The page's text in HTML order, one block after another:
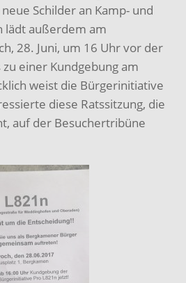
Schilder an Kamp- und
lädt außerdem am
28. Juni, um 16 Uhr vor der
einer Kundgebung am
weist die Bürgerinitiative
diese Ratssitzung, die
auf der Besuchertribüne